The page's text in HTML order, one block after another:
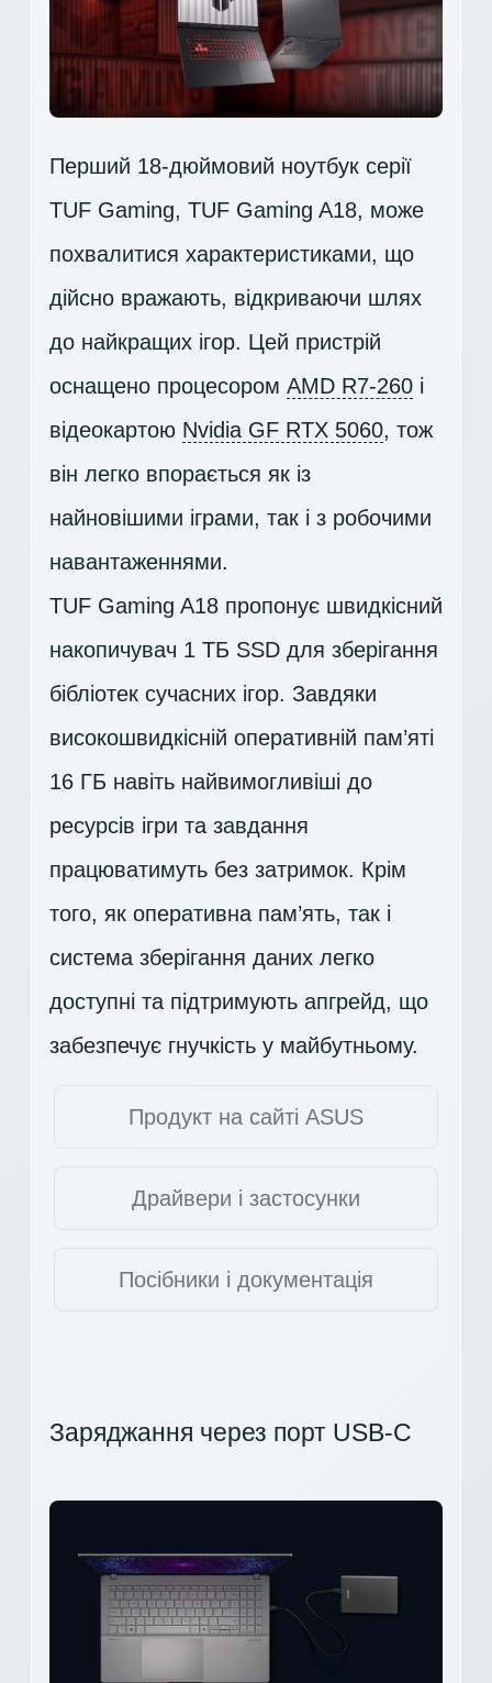
Перший 18-дюймовий ноутбук серії
TUF Gaming, TUF Gaming A18, може
похвалитися характеристиками, що
дійсно вражають, відкриваючи шлях
до найкращих ігор. Цей пристрій
оснащено процесором AMD R7-260 і
відеокартою Nvidia GF RTX 5060, тож
він легко впорається як із
найновішими іграми, так і з робочими
навантаженнями.
TUF Gaming A18 пропонує швидкісний
накопичувач 1 ТБ SSD для зберігання
бібліотек сучасних ігор. Завдяки
високошвидкісній оперативній пам’яті
16 ГБ навіть найвимогливіші до
ресурсів ігри та завдання
працюватимуть без затримок. Крім
того, як оперативна пам’ять, так і
система зберігання даних легко
доступні та підтримують апгрейд, що
забезпечує гнучкість у майбутньому.
Продукт на сайті ASUS
Драйвери і застосунки
Посібники і документація
Заряджання через порт USB-C